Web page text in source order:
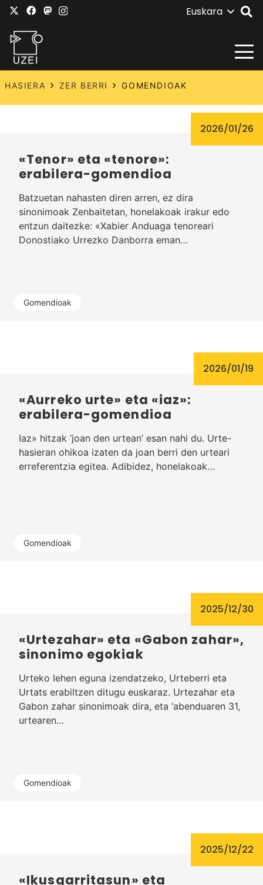
Euskara
HASIERA ZER BERRI GOMENDIOAK
Gomendioak
2026/01/26
«Tenor» eta «tenore»:
erabilera-gomendioa
Batzuetan nahasten diren arren, ez dira
sinonimoak Zenbaitetan, honelakoak irakur edo
entzun daitezke: «Xabier Anduaga tenoreari
Donostiako Urrezko Danborra eman…
Gomendioak
2026/01/19
«Aurreko urte» eta «iaz»:
erabilera-gomendioa
Iaz» hitzak ‘joan den urtean’ esan nahi du. Urte-
hasieran ohikoa izaten da joan berri den urteari
erreferentzia egitea. Adibidez, honelakoak…
Gomendioak
2025/12/30
«Urtezahar» eta «Gabon zahar»,
sinonimo egokiak
Urteko lehen eguna izendatzeko, Urteberri eta
Urtats erabiltzen ditugu euskaraz. Urtezahar eta
Gabon zahar sinonimoak dira, eta ‘abenduaren 31,
urtearen…
2025/12/22
«Ikusgarritasun» eta